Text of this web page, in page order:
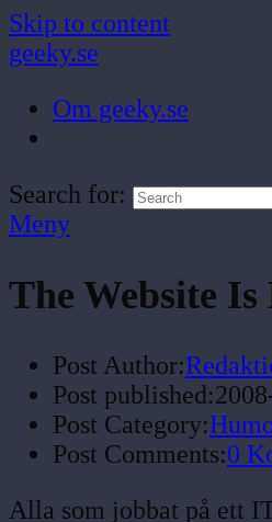
Skip to content
geeky.se
Om geeky.se
Search for:
Meny
The Website Is
Post Author:
Post published:
Post Category:
Post Comments:0
Alla som jobbat på ett